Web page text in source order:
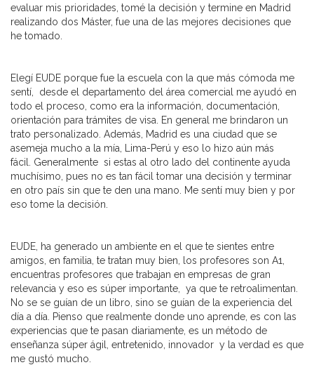
evaluar mis prioridades, tomé la decisión y termine en Madrid
realizando dos Máster, fue una de las mejores decisiones que
he tomado.
Elegí EUDE porque fue la escuela con la que más cómoda me
sentí, desde el departamento del área comercial me ayudó en
todo el proceso, como era la información, documentación,
orientación para trámites de visa. En general me brindaron un
trato personalizado. Además, Madrid es una ciudad que se
asemeja mucho a la mía, Lima-Perú y eso lo hizo aún más
fácil. Generalmente si estas al otro lado del continente ayuda
muchísimo, pues no es tan fácil tomar una decisión y terminar
en otro país sin que te den una mano. Me sentí muy bien y por
eso tome la decisión.
EUDE, ha generado un ambiente en el que te sientes entre
amigos, en familia, te tratan muy bien, los profesores son A1,
encuentras profesores que trabajan en empresas de gran
relevancia y eso es súper importante, ya que te retroalimentan.
No se se guían de un libro, sino se guían de la experiencia del
día a día. Pienso que realmente donde uno aprende, es con las
experiencias que te pasan diariamente, es un método de
enseñanza súper ágil, entretenido, innovador y la verdad es que
me gustó mucho.